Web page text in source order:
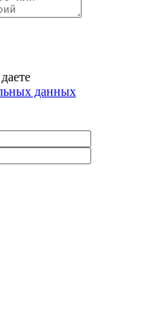
данных